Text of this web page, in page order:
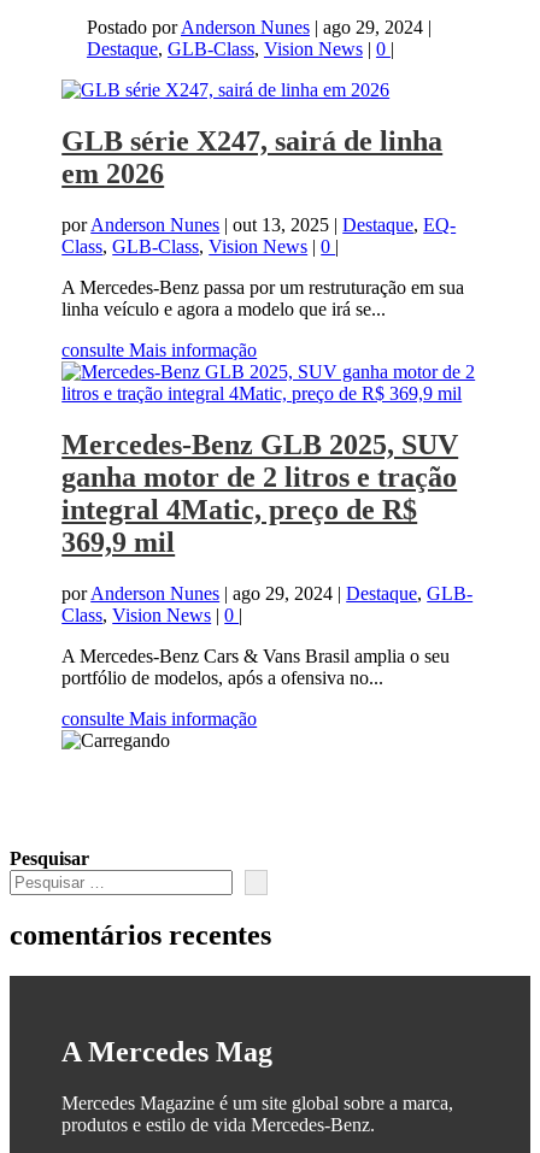
Postado porAnderson Nunes| ago 29, 2024|
Destaque, GLB-Class, Vision News| 0 |
GLB série X247, sairá de linha
em 2026
porAnderson Nunes |out 13, 2025 |Destaque,EQ-
Class,GLB-Class,Vision News |0 |
A Mercedes-Benz passa por um restruturação em sua
linha veículo e agora a modelo que irá se...
consulte Mais informação
Mercedes-Benz GLB 2025, SUV
ganha motor de 2 litros e tração
integral 4Matic, preço de R$
369,9 mil
porAnderson Nunes |ago 29, 2024 |Destaque,GLB-
Class,Vision News |0 |
A Mercedes-Benz Cars & Vans Brasil amplia o seu
portfólio de modelos, após a ofensiva no...
consulte Mais informação
Pesquisar
comentários recentes
A Mercedes Mag
Mercedes Magazine é um site global sobre a marca,
produtos e estilo de vida Mercedes-Benz.